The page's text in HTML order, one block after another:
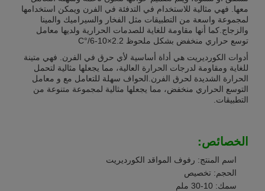
معها. فهي مثالية للاستخدام في التدفئة في الفرن ويمكن استخدامها
لمجموعة واسعة من التطبيقات مثل الفخار والسيراميك والمينا
والزجاج.كما أنها مقاومة للغاية للصدمات الحرارية ولديها معامل
توسع حراري منخفض بشكل ملحوظ 2.2×10-6/°C
أدوات الكورديريت هي أداة أساسية لأي حرق في الفرن. فهي متينة
للغاية ومقاومة لدرجات الحرارة العالية، مما يجعلها مثالية لتحمل
الحرارة الشديدة لحرق الفرن.الحواف سهلة للتعامل مع و معامل
التوسع الحراري منخفض، مما يجعلها مثالية لمجموعة متنوعة من
التطبيقات.
الخصائص:
اسم المنتج: رفوف المواقد الكورديريت
الحجم: تخصيص
سمك: 10-30 ملم